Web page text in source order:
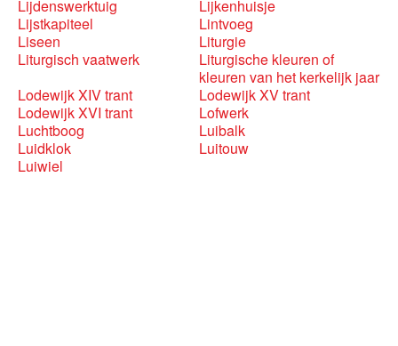
Lijdenswerktuig
Lijkenhuisje
Lijstkapiteel
Lintvoeg
Liseen
Liturgie
Liturgisch vaatwerk
Liturgische kleuren of
kleuren van het kerkelijk jaar
Lodewijk XIV trant
Lodewijk XV trant
Lodewijk XVI trant
Lofwerk
Luchtboog
Luibalk
Luidklok
Luitouw
Luiwiel